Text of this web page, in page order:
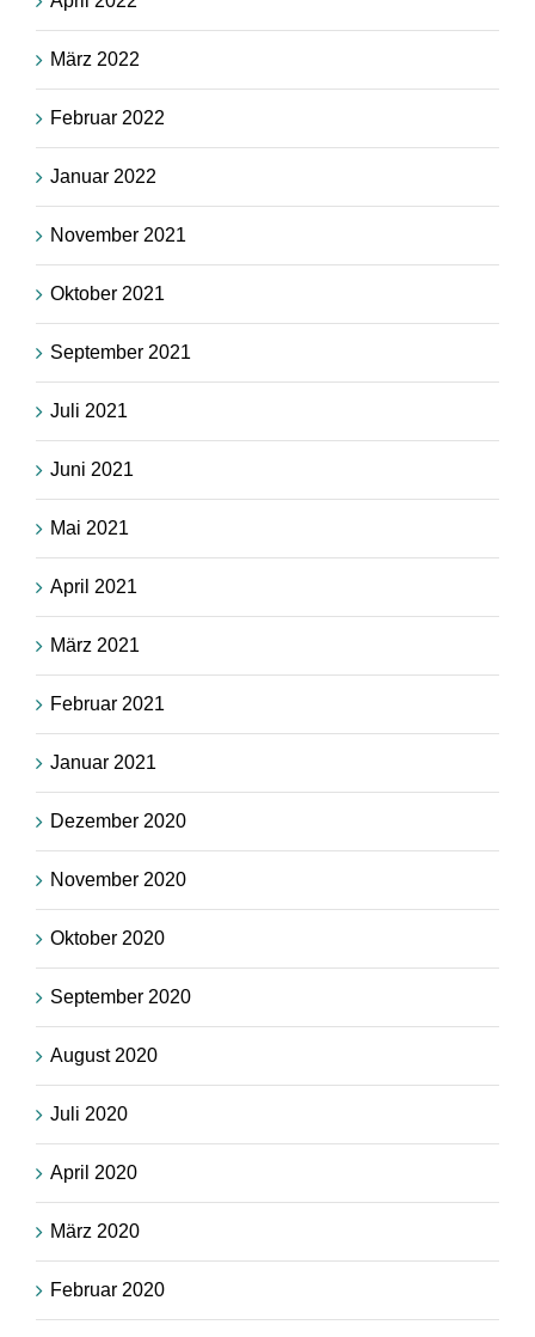
März 2022
Februar 2022
Januar 2022
November 2021
Oktober 2021
September 2021
Juli 2021
Juni 2021
Mai 2021
April 2021
März 2021
Februar 2021
Januar 2021
Dezember 2020
November 2020
Oktober 2020
September 2020
August 2020
Juli 2020
April 2020
März 2020
Februar 2020